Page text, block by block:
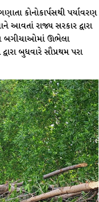
કોનોકાર્પસથી પર્યાવરણ
આવતાં રાજ્ય સરકાર દ્વારા
બગીચાઓમાં ઊભેલા
બુધવારે સૌપ્રથમ પરા